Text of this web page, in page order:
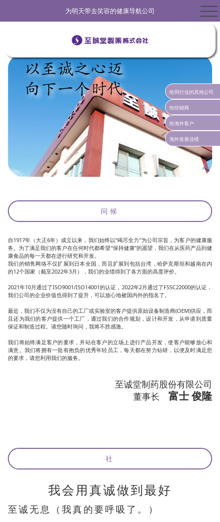
为明天带去笑容的健康导航公司
给同行业的其他公司
给经销商
给海外客户
海外发展业绩
问候
自1917年（大正6年）成立以来，我们始终以“竭尽全力”为公司宗旨，为客户的健康服
务。为了满足我们的客户在任何时代都希望“保持健康”的愿望，我们在从医药产品到健
康食品的每一天都在进行研究和开发。
我们的销售网络不仅扩展到日本全国，而且扩展到包括台湾，哈萨克斯坦和越南在内
的12个国家（截至2022年3月），我们的业绩得到了各方面的高度评价。
2021年10月通过了ISO9001/ISO14001的认证，2022年2月通过了FSSC22000的认证，
我们公司的企业价值也得到了提升，可以放心地被国内外的指名了。
最近，我们不仅为没有自己的工厂或实验室的客户提供原始设备制造商(OEM)供应，而
且还为我们的客户提供一个工厂，通过我们的合作规划，设计和开发，从申请到质量
保证和制造过程。请您随时询问，我将不胜感激。
我们将始终满足客户的要求，并站在客户的立场上进行产品开发，使客户能够放心和
满意。我们将拥有一批有抱负的优秀年轻员工，每天都在努力钻研，以便及时满足您
的要求，请您利用我们的服务。
至诚堂制药股份有限公司
董事长 富士 俊隆
社
我会用真诚做到最好
至诚无息（我真的要呼吸了。）